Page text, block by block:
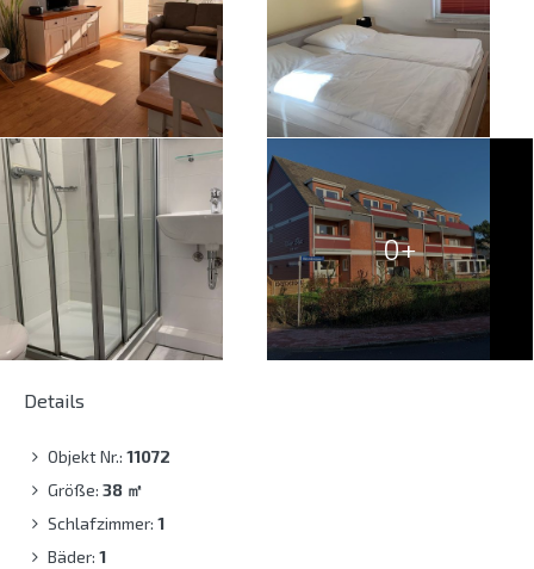
0+
Details
Objekt Nr.: 11072
Größe: 38 ㎡
Schlafzimmer: 1
Bäder: 1